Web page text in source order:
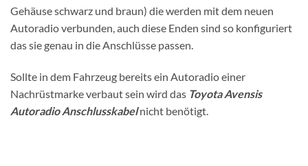
Gehäuse schwarz und braun) die werden mit dem neuen
Autoradio verbunden, auch diese Enden sind so konfiguriert
das sie genau in die Anschlüsse passen.
Sollte in dem Fahrzeug bereits ein Autoradio einer
Nachrüstmarke verbaut sein wird das Toyota Avensis
Autoradio Anschlusskabel nicht benötigt.